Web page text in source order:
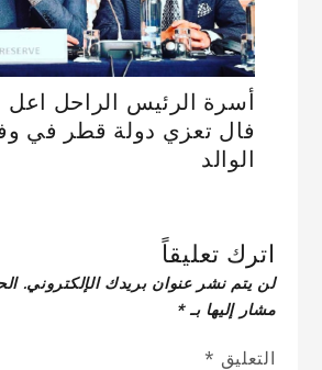
أسرة الرئيس الراحل اعل
فال تعزي دولة قطر في
الوالد
اترك تعليقاً
لن يتم نشر عنوان بريدك الإلكتروني.
مشار إليها بـ*
التعليق *